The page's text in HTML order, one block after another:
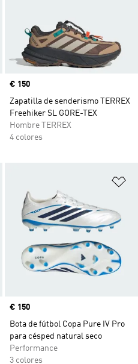
Precio
€ 150
Zapatilla de senderismo TERREX
Freehiker SL GORE-TEX
Hombre TERREX
4 colores
Precio
€ 150
Bota de fútbol Copa Pure IV Pro
para césped natural seco
Performance
3 colores